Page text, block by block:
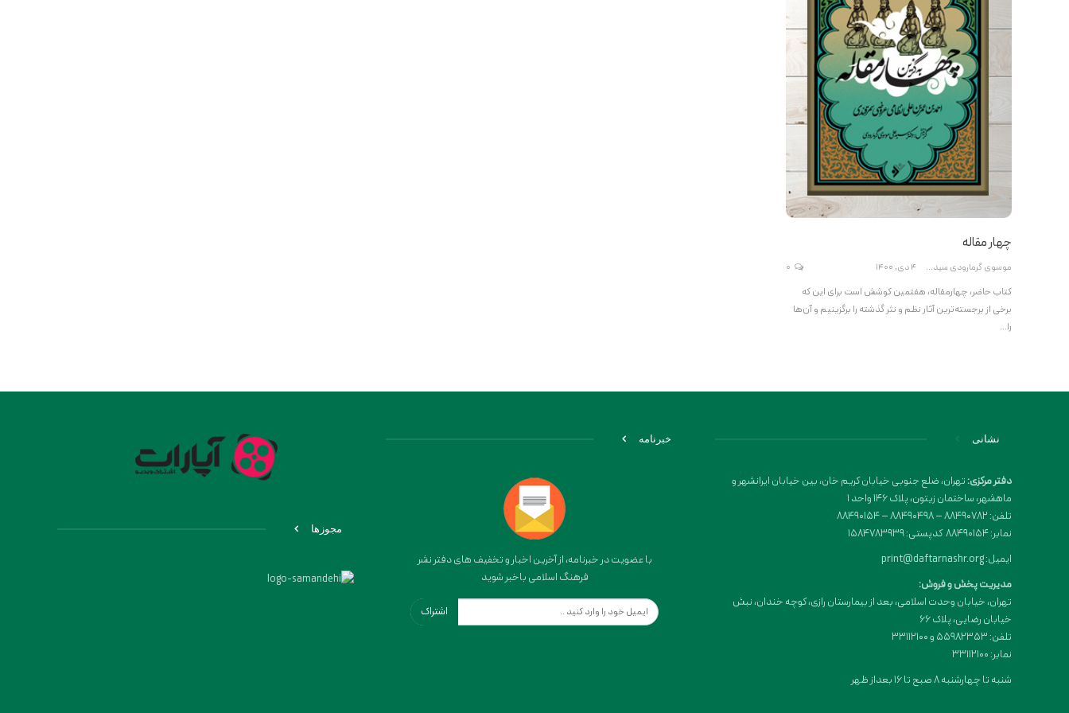
چهار مقاله
موسوی گرمارودی سیدعلی 4 دی, 1400
کتاب حاضر، چهارمقاله، هفتمین کوشش است برای این که
برخی از برجسته‌ترین آثار نظم و نثر گذشته را برگزینیم و آن‌ها
را…
نشانی
دفتر مرکزی:تهران، ضلع جنوبی خیابان کریم خان، بین خیابان ایرانشهر و
ماهشهر، ساختمان زیتون، پلاک 146 واحد 1
تلفن: 88490782 – 88490498 – 88490154
نمابر: 88490154 کدپستی: 1584783939
ایمیل: print@daftarnashr.org
مدیریت پخش و فروش:
تهران، خیابان وحدت اسلامی، بعد از بیمارستان رازی، کوچه خندان، نبش
خیابان رضایی، پلاک ۶۶
تلفن: 55982353 و 33112100
نمابر: 33112100
شنبه تا چهارشنبه 8 صبح تا 16 بعداز ظهر
خبرنامه
با عضویت در خبرنامه، از آخرین اخبار و تخفیف های دفتر نشر
فرهنگ اسلامی باخبر شوید
اشتراک
مجوزها